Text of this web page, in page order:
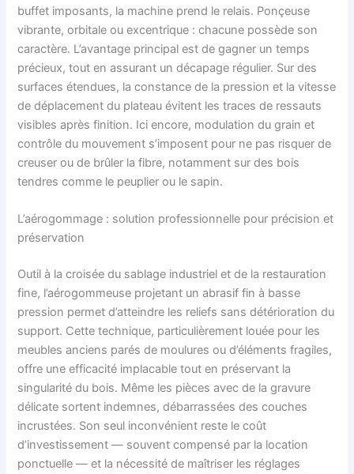
buffet imposants, la machine prend le relais. Ponçeuse
vibrante, orbitale ou excentrique : chacune possède son
caractère. L’avantage principal est de gagner un temps
précieux, tout en assurant un décapage régulier. Sur des
surfaces étendues, la constance de la pression et la vitesse
de déplacement du plateau évitent les traces de ressauts
visibles après finition. Ici encore, modulation du grain et
contrôle du mouvement s’imposent pour ne pas risquer de
creuser ou de brûler la fibre, notamment sur des bois
tendres comme le peuplier ou le sapin.
L’aérogommage : solution professionnelle pour précision et
préservation
Outil à la croisée du sablage industriel et de la restauration
fine, l’aérogommeuse projetant un abrasif fin à basse
pression permet d’atteindre les reliefs sans détérioration du
support. Cette technique, particulièrement louée pour les
meubles anciens parés de moulures ou d’éléments fragiles,
offre une efficacité implacable tout en préservant la
singularité du bois. Même les pièces avec de la gravure
délicate sortent indemnes, débarrassées des couches
incrustées. Son seul inconvénient reste le coût
d’investissement — souvent compensé par la location
ponctuelle — et la nécessité de maîtriser les réglages